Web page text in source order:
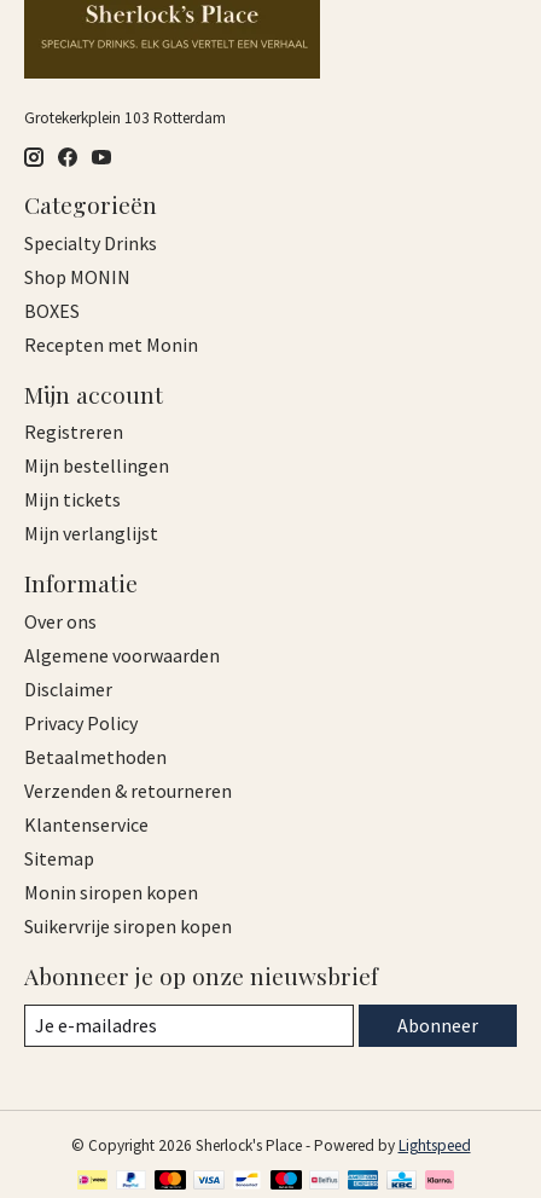
Grotekerkplein 103 Rotterdam
Categorieën
Specialty Drinks
Shop MONIN
BOXES
Recepten met Monin
Mijn account
Registreren
Mijn bestellingen
Mijn tickets
Mijn verlanglijst
Informatie
Over ons
Algemene voorwaarden
Disclaimer
Privacy Policy
Betaalmethoden
Verzenden & retourneren
Klantenservice
Sitemap
Monin siropen kopen
Suikervrije siropen kopen
Abonneer je op onze nieuwsbrief
Abonneer
© Copyright 2026 Sherlock's Place - Powered byLightspeed